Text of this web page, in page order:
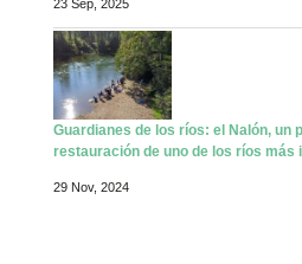
23 Sep, 2025
Guardianes de los ríos: el Nalón, un
restauración de uno de los ríos más
29 Nov, 2024